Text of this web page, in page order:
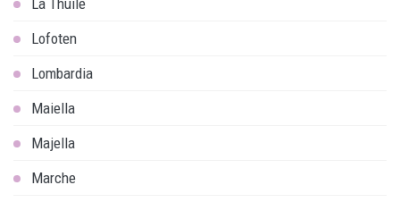
Lofoten
Lombardia
Maiella
Majella
Marche